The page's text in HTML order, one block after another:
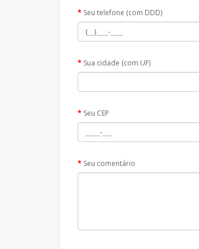
Seu telefone (com DDD)
Sua cidade (com UF)
Seu CEP
Seu comentário